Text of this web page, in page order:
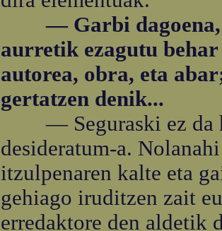
— Garbi dagoena,
aurretik ezagutu
autorea, obra, eta
gertatzen denik...
— Seguraski ez da
desideratum-a.
itzulpenaren kalte eta
gehiago iruditzen zait
erredaktore den aldetik